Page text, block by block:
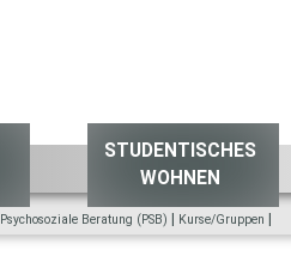
STUDENTISCHES
WOHNEN
Psychosoziale Beratung (PSB) | Kurse/Gruppen |